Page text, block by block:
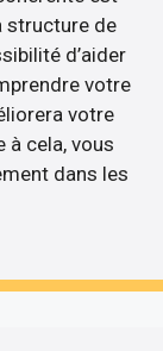
structure de
d’aider
votre
votre
à cela, vous
dans les